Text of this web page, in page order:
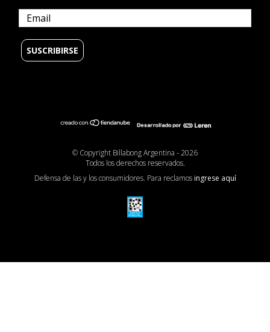
© Copyright Billabong Argentina - 2026
Todos los derechos reservados.
Defensa de las y los consumidores. Para reclamosingrese aquí